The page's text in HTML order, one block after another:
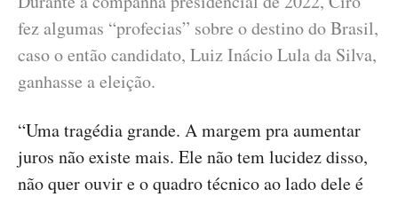
fez algumas “profecias” sobre o destino do Brasil,
caso o então candidato, Luiz Inácio Lula da Silva,
ganhasse a eleição.
“Uma tragédia grande. A margem pra aumentar
juros não existe mais. Ele não tem lucidez disso,
não quer ouvir e o quadro técnico ao lado dele é